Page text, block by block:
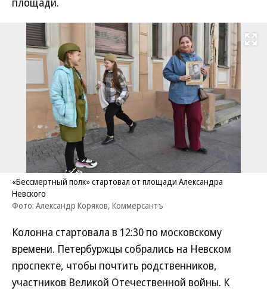
Развернуть
«Бессмертный полк» стартовал от площади Александра
Невского
Фото: Александр Коряков, Коммерсантъ
Колонна стартовала в 12:30 по московскому
времени. Петербуржцы собрались на Невском
проспекте, чтобы почтить родственников,
участников Великой Отечественной войны. К